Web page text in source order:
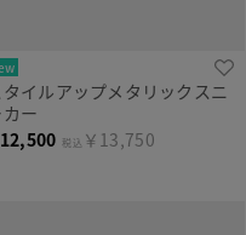
タイルアップメタリックスニ
ー
12,500 税込 ￥13,750